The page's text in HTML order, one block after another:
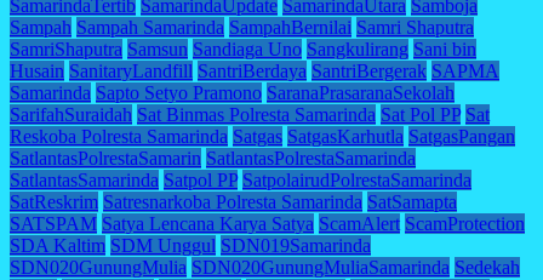
SamarindaTertib SamarindaUpdate SamarindaUtara Samboja
Sampah Sampah Samarinda SampahBernilai Samri Shaputra
SamriShaputra Samsun Sandiaga Uno Sangkulirang Sani bin
Husain SanitaryLandfill SantriBerdaya SantriBergerak SAPMA
Samarinda Sapto Setyo Pramono SaranaPrasaranaSekolah
SarifahSuraidah Sat Binmas Polresta Samarinda Sat Pol PP Sat
Reskoba Polresta Samarinda Satgas SatgasKarhutla SatgasPangan
SatlantasPolrestaSamarin SatlantasPolrestaSamarinda
SatlantasSamarinda Satpol PP SatpolairudPolrestaSamarinda
SatReskrim Satresnarkoba Polresta Samarinda SatSamapta
SATSPAM Satya Lencana Karya Satya ScamAlert ScamProtection
SDA Kaltim SDM Unggul SDN019Samarinda
SDN020GunungMulia SDN020GunungMuliaSamarinda Sedekah